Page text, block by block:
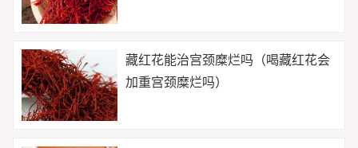
藏红花能治宫颈糜烂吗（喝藏红花会
加重宫颈糜烂吗）